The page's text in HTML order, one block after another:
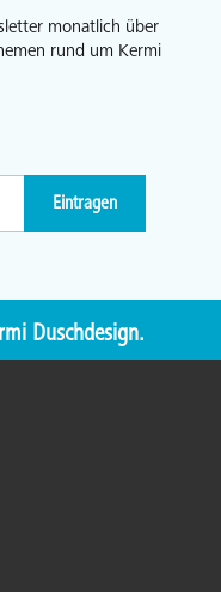
monatlich über
rund um Kermi
Eintragen
Duschdesign.